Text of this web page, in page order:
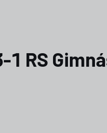
1 RS